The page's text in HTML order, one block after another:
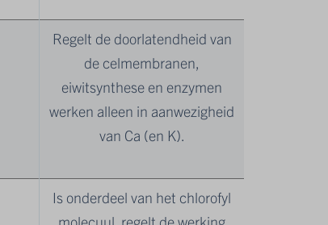
Regelt de doorlatendheid van
de celmembranen,
eiwitsynthese en enzymen
werken alleen in aanwezigheid
van Ca (en K).
Is onderdeel van het chlorofyl